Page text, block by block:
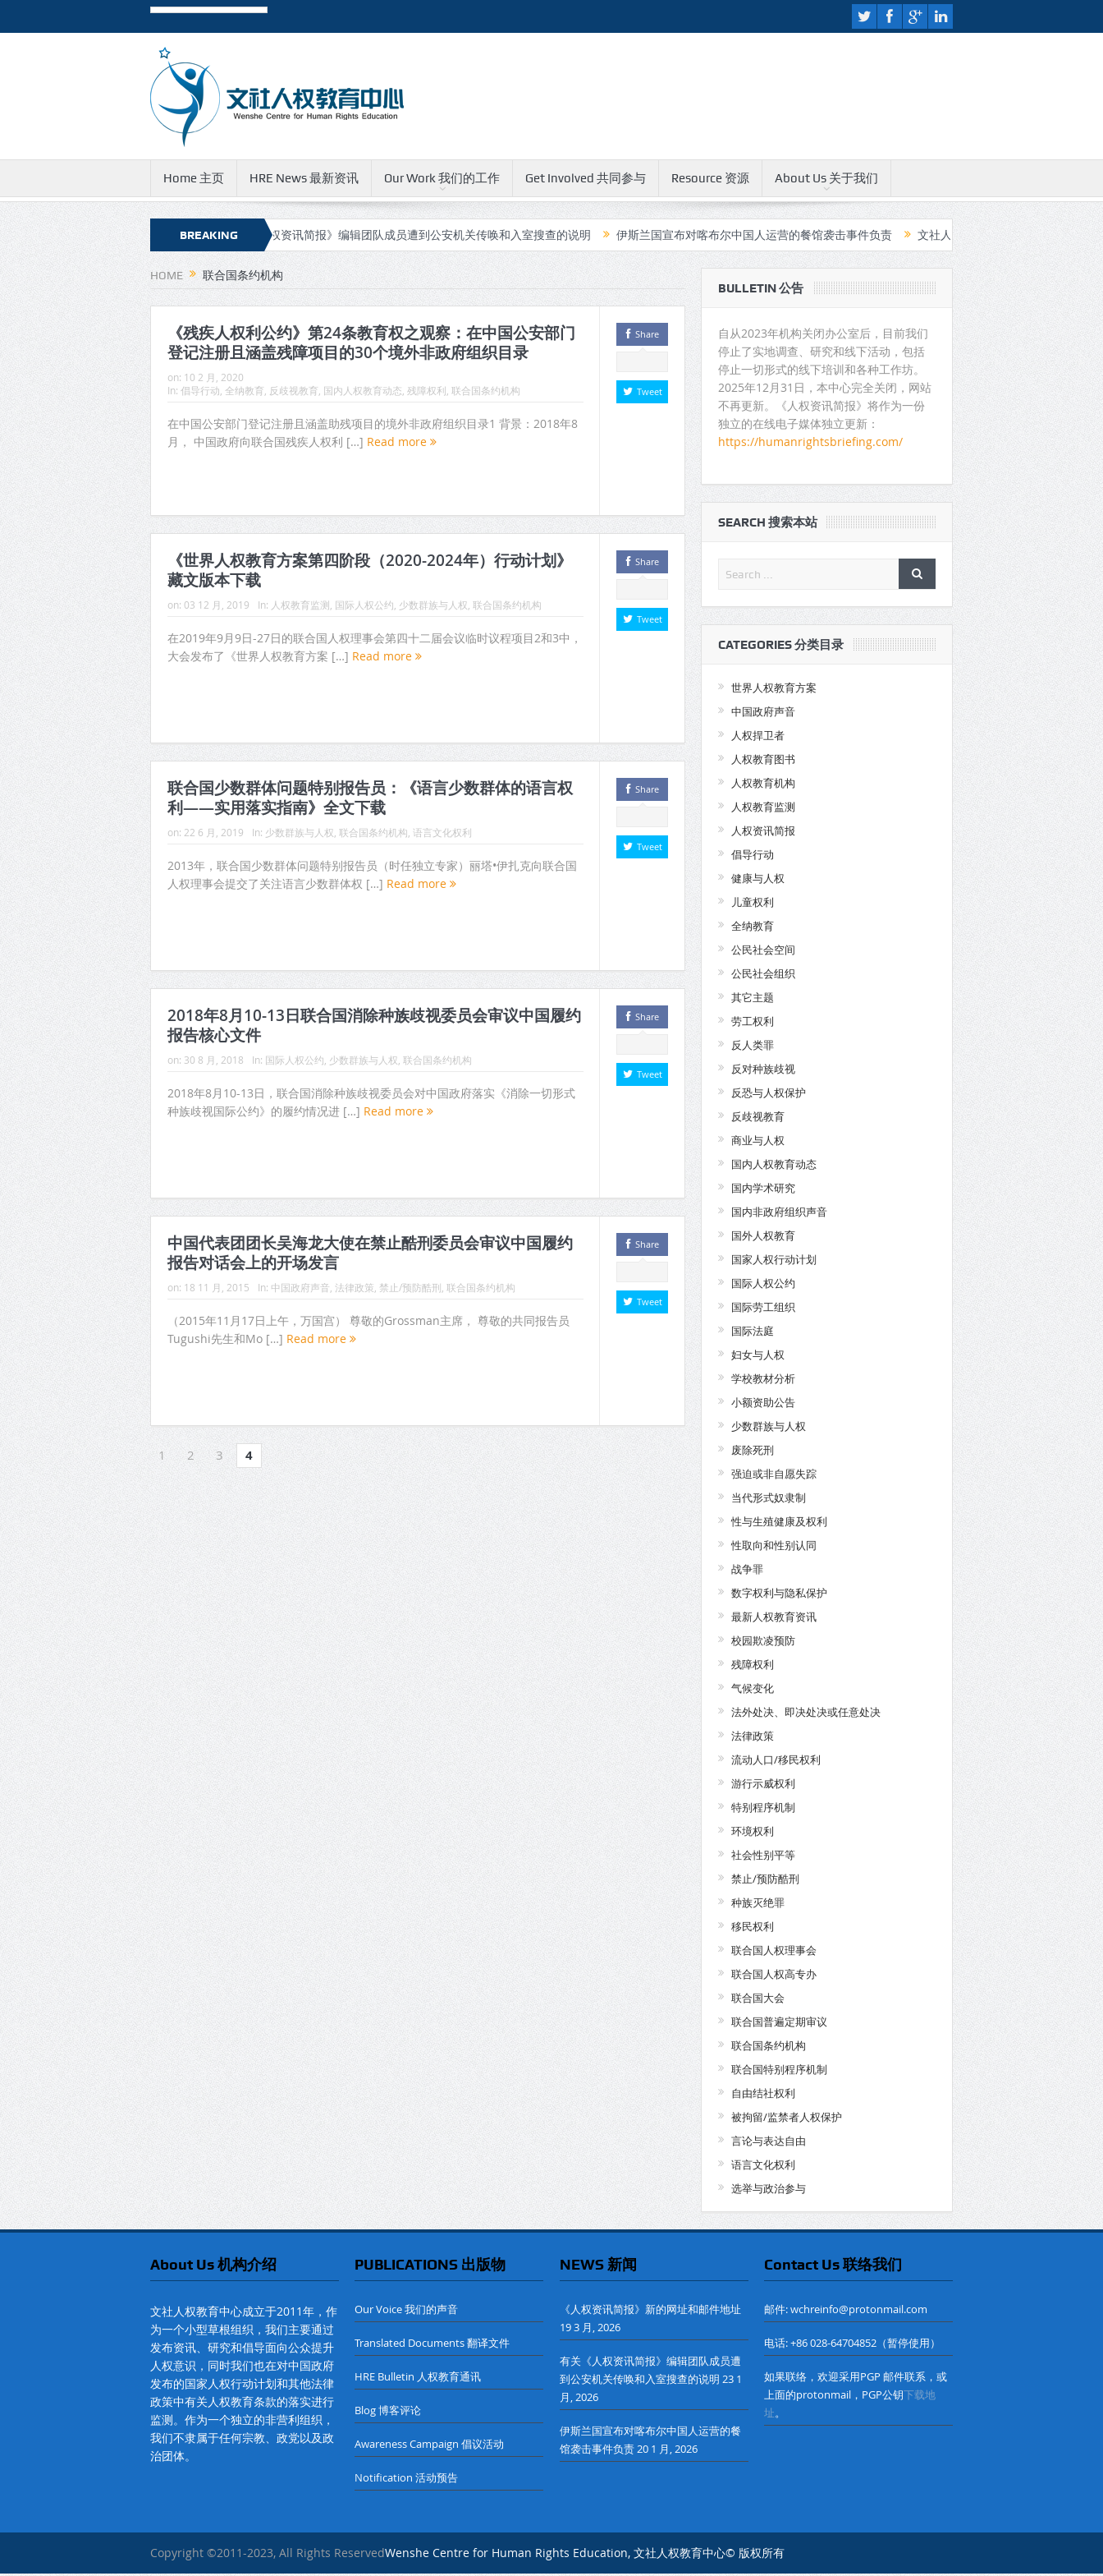
Home 主页 HRE News 最新资讯 Our Work 我们的工作 Get Involved 共同参与 Resource 资源 About Us 关于我们
BREAKING
NEWS
简报》新的网址和邮件地址 有关《人权资讯简报》编辑团队成员遭到公安机关传唤和入室搜查的说明 伊斯兰国宣布对喀布尔中国人运营的餐馆袭击事件负责 文社人权教育中心无限期关闭公告 中国
HOME 联合国条约机构
《残疾人权利公约》第24条教育权之观察：在中国公安部门
登记注册且涵盖残障项目的30个境外非政府组织目录
on: 10 2 月, 2020
In: 倡导行动 全纳教育 反歧视教育 国内人权教育动态 残障权利 联合国条约机构
在中国公安部门登记注册且涵盖助残项目的境外非政府组织目录1 背景：2018年8
月， 中国政府向联合国残疾人权利 […] Read more
Share
Tweet
《世界人权教育方案第四阶段（2020-2024年）行动计划》
藏文版本下载
on: 03 12 月, 2019 In: 人权教育监测 国际人权公约 少数群族与人权 联合国条约机构
在2019年9月9日-27日的联合国人权理事会第四十二届会议临时议程项目2和3中，
大会发布了《世界人权教育方案 […] Read more
Share
Tweet
联合国少数群体问题特别报告员：《语言少数群体的语言权
利——实用落实指南》全文下载
on: 22 6 月, 2019 In: 少数群族与人权 联合国条约机构 语言文化权利
2013年，联合国少数群体问题特别报告员（时任独立专家）丽塔•伊扎克向联合国
人权理事会提交了关注语言少数群体权 […] Read more
Share
Tweet
2018年8月10-13日联合国消除种族歧视委员会审议中国履约
报告核心文件
on: 30 8 月, 2018 In: 国际人权公约 少数群族与人权 联合国条约机构
2018年8月10-13日，联合国消除种族歧视委员会对中国政府落实《消除一切形式
种族歧视国际公约》的履约情况进 […] Read more
Share
Tweet
中国代表团团长吴海龙大使在禁止酷刑委员会审议中国履约
报告对话会上的开场发言
on: 18 11 月, 2015 In: 中国政府声音 法律政策 禁止/预防酷刑 联合国条约机构
（2015年11月17日上午，万国宫） 尊敬的Grossman主席， 尊敬的共同报告员
Tugushi先生和Mo […] Read more
Share
Tweet
1 2 3 4
BULLETIN 公告
自从2023年机构关闭办公室后，目前我们
停止了实地调查、研究和线下活动，包括
停止一切形式的线下培训和各种工作坊。
2025年12月31日，本中心完全关闭，网站
不再更新。《人权资讯简报》将作为一份
独立的在线电子媒体独立更新：
https://humanrightsbriefing.com/
SEARCH 搜索本站
CATEGORIES 分类目录
世界人权教育方案
中国政府声音
人权捍卫者
人权教育图书
人权教育机构
人权教育监测
人权资讯简报
倡导行动
健康与人权
儿童权利
全纳教育
公民社会空间
公民社会组织
其它主题
劳工权利
反人类罪
反对种族歧视
反恐与人权保护
反歧视教育
商业与人权
国内人权教育动态
国内学术研究
国内非政府组织声音
国外人权教育
国家人权行动计划
国际人权公约
国际劳工组织
国际法庭
妇女与人权
学校教材分析
小额资助公告
少数群族与人权
废除死刑
强迫或非自愿失踪
当代形式奴隶制
性与生殖健康及权利
性取向和性别认同
战争罪
数字权利与隐私保护
最新人权教育资讯
校园欺凌预防
残障权利
气候变化
法外处决、即决处决或任意处决
法律政策
流动人口/移民权利
游行示威权利
特别程序机制
环境权利
社会性别平等
禁止/预防酷刑
种族灭绝罪
移民权利
联合国人权理事会
联合国人权高专办
联合国大会
联合国普遍定期审议
联合国条约机构
联合国特别程序机制
自由结社权利
被拘留/监禁者人权保护
言论与表达自由
语言文化权利
选举与政治参与
About Us 机构介绍
文社人权教育中心成立于2011年，作
为一个小型草根组织，我们主要通过
发布资讯、研究和倡导面向公众提升
人权意识，同时我们也在对中国政府
发布的国家人权行动计划和其他法律
政策中有关人权教育条款的落实进行
监测。作为一个独立的非营利组织，
我们不隶属于任何宗教、政党以及政
治团体。
PUBLICATIONS 出版物
Our Voice 我们的声音
Translated Documents 翻译文件
HRE Bulletin 人权教育通讯
Blog 博客评论
Awareness Campaign 倡议活动
Notification 活动预告
NEWS 新闻
《人权资讯简报》新的网址和邮件地址
19 3 月, 2026
有关《人权资讯简报》编辑团队成员遭
到公安机关传唤和入室搜查的说明 23 1
月, 2026
伊斯兰国宣布对喀布尔中国人运营的餐
馆袭击事件负责20 1 月, 2026
Contact Us 联络我们
邮件: wchreinfo@protonmail.com
电话: +86 028-64704852（暂停使用）
如果联络，欢迎采用PGP 邮件联系，或
上面的protonmail，PGP公钥下载地
址。
Copyright ©2011-2023, All Rights ReservedWenshe Centre for Human Rights Education, 文社人权教育中心© 版权所有